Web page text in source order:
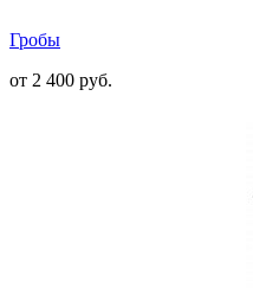
Гробы
от 2 400 руб.